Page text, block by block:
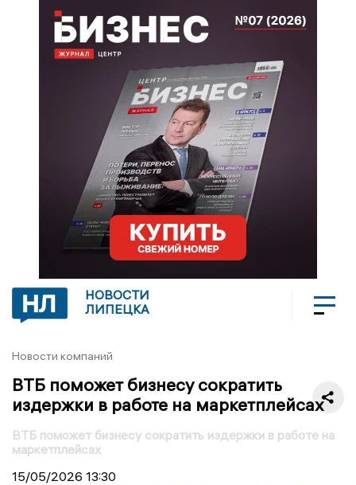
НОВОСТИ
ЛИПЕЦКА
Новости компаний
ВТБ поможет бизнесу сократить
издержки в работе на маркетплейсах
ВТБ поможет бизнесу сократить издержки в работе на
маркетплейсах
15/05/2026 13:30